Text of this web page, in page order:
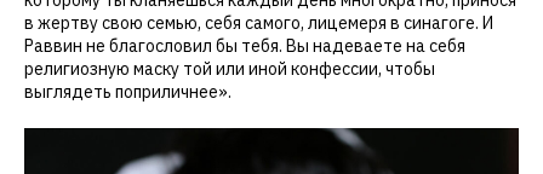
в жертву свою семью, себя самого, лицемеря в синагоге. И
Раввин не благословил бы тебя. Вы надеваете на себя
религиозную маску той или иной конфессии, чтобы
выглядеть поприличнее».